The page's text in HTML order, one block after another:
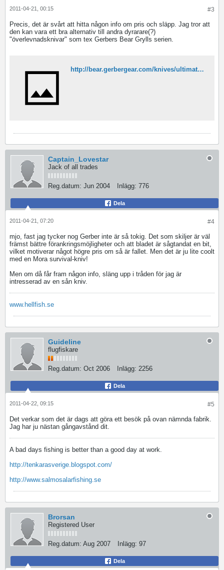
#3
2011-04-21, 00:15
Precis, det är svårt att hitta någon info om pris och släpp. Jag tror att
den kan vara ett bra alternativ till andra dyrarare(?)
"överlevnadsknivar" som tex Gerbers Bear Grylls serien.
http://bear.gerbergear.com/knives/ultimate-knife/
Captain_Lovestar
Jack of all trades
Reg.datum: Jun 2004 Inlägg: 776
Dela
#4
2011-04-21, 07:20
mjo, fast jag tycker nog Gerber inte är så tokig. Det som skiljer är väl
främst bättre förankringsmöjligheter och att bladet är sågtandat en bit,
vilket motiverar något högre pris om så är fallet. Men det är ju lite coolt
med en Mora survival-kniv!
Men om då får fram någon info, släng upp i tråden för jag är
intresserad av en sån kniv.
www.hellfish.se
Guideline
flugfiskare
Reg.datum: Oct 2006 Inlägg: 2256
Dela
#5
2011-04-22, 09:15
Det verkar som det är dags att göra ett besök på ovan nämnda fabrik.
Jag har ju nästan gångavstånd dit.
A bad days fishing is better than a good day at work.
http://tenkarasverige.blogspot.com/
http://www.salmosalarfishing.se
Brorsan
Registered User
Reg.datum: Aug 2007 Inlägg: 97
Dela